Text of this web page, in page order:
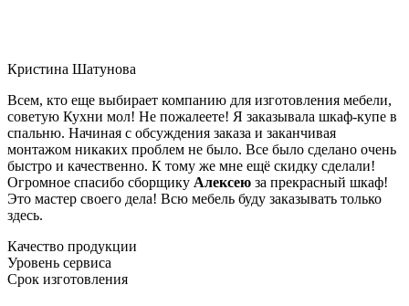
Кристина Шатунова
Всем, кто еще выбирает компанию для изготовления мебели,
советую Кухни мол! Не пожалеете! Я заказывала шкаф-купе в
спальню. Начиная с обсуждения заказа и заканчивая
монтажом никаких проблем не было. Все было сделано очень
быстро и качественно. К тому же мне ещё скидку сделали!
Огромное спасибо сборщику Алексею за прекрасный шкаф!
Это мастер своего дела! Всю мебель буду заказывать только
здесь.
Качество продукции
Уровень сервиса
Срок изготовления